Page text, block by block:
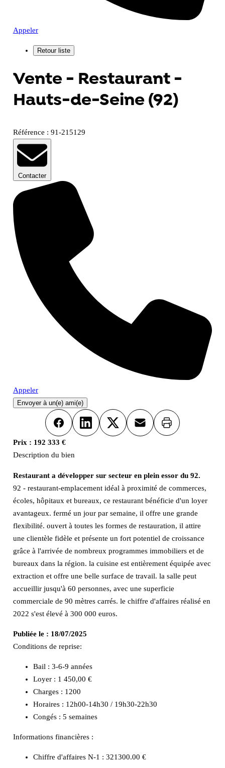
Appeler
Vente - Restaurant -
Hauts-de-Seine (92)
Référence : 91-215129
Contacter
Appeler
Envoyer à un(e) ami(e)
FacebookLinkedInX Email Imprimer
Prix : 192 333 €
Description du bien
Restaurant a développer sur secteur en plein essor du 92.
92 - restaurant-emplacement idéal à proximité de commerces,
écoles, hôpitaux et bureaux, ce restaurant bénéficie d'un loyer
avantageux. fermé un jour par semaine, il offre une grande
flexibilité. ouvert à toutes les formes de restauration, il attire
une clientèle fidèle et présente un fort potentiel de croissance
grâce à l'arrivée de nombreux programmes immobiliers et de
bureaux dans la région. la cuisine est entièrement équipée avec
extraction et offre une belle surface de travail. la salle peut
accueillir jusqu'à 60 personnes, avec une superficie
commerciale de 90 mètres carrés. le chiffre d'affaires réalisé en
2022 s'est élevé à 300 000 euros.
Publiée le : 18/07/2025
Conditions de reprise:
Bail : 3-6-9 années
Loyer : 1 450,00 €
Charges : 1200
Horaires : 12h00-14h30 / 19h30-22h30
Congés : 5 semaines
Informations financières :
Chiffre d'affaires N-1 : 321300.00 €